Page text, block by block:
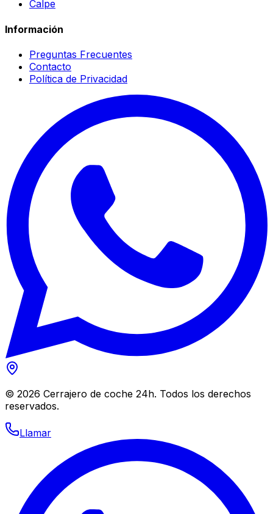
Calpe
Información
Preguntas Frecuentes
Contacto
Política de Privacidad
© 2026 Cerrajero de coche 24h. Todos los derechos
reservados.
Llamar